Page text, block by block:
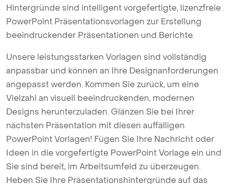
Hintergründe sind intelligent vorgefertigte, lizenzfreie
PowerPoint Präsentationsvorlagen zur Erstellung
beeindruckender Präsentationen und Berichte.
Unsere leistungsstarken Vorlagen sind vollständig
anpassbar und können an Ihre Designanforderungen
angepasst werden. Kommen Sie zurück, um eine
Vielzahl an visuell beeindruckenden, modernen
Designs herunterzuladen. Glänzen Sie bei Ihrer
nächsten Präsentation mit diesen auffälligen
PowerPoint Vorlagen! Fügen Sie Ihre Nachricht oder
Ideen in die vorgefertigte PowerPoint Vorlage ein und
Sie sind bereit, im Arbeitsumfeld zu überzeugen.
Heben Sie Ihre Präsentationshintergründe auf das